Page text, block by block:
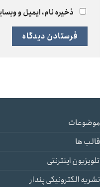
ذخیره نام، ایمیل و
موضوعات
قالب ها
تلویزیون اینترنتی
نشریه الکترونیکی پندار